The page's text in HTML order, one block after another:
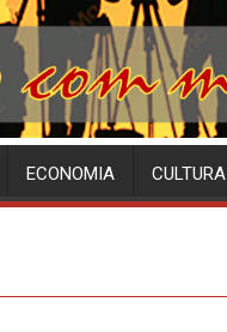
ECONOMIA CULTURA